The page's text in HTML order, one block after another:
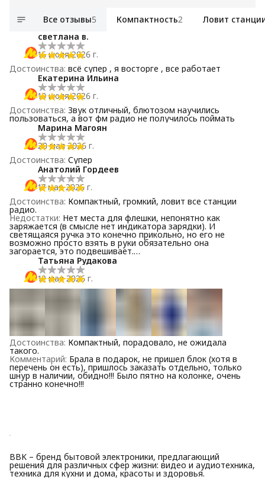
Все отзывы5 Компактность2
Ловит
светлана в.
16 июля 2026 г.
Достоинства: всё супер , я восторге , все работает
Екатерина Ильина
10 июля 2026 г.
Достоинства: Звук отличный, блютозом научились
пользоваться, а вот фм радио не получилось поймать
Марина Магоян
20 мая 2026 г.
Достоинства: Супер
Анатолий Гордеев
17 мая 2026 г.
Достоинства: Компактный, громкий, ловит все станции
радио.
Недостатки: Нет места для флешки, непонятно как
заряжается (в смысле нет индикатора зарядки). И
светящаяся ручка это конечно прикольно, но его не
возможно просто взять в руки обязательно она
загорается, это подвешивает.
Комментарий: Для дачи конечно подойдёт, особенно в
темноте прикольно ручка светящаяся, так же есть часы ,
что плюс. Да ещё не понятно как его вообще отключить.
Татьяна Рудакова
12 мая 2026 г.
Достоинства: Компактный, порадовало, не ожидала
такого.
Комментарий: Брала в подарок, не пришел блок (хотя в
перечень он есть), пришлось заказать отдельно, только
шнур в наличии, обидно!!! Было пятно на колонке, очень
странно конечно!!!
BBK – бренд бытовой электроники, предлагающий
решения для различных сфер жизни: видео и аудиотехника,
техника для кухни и дома, красоты и здоровья.